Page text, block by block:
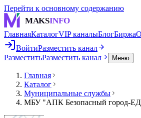
Перейти к основному содержанию
MAKSINFO
ГлавнаяКаталогVIP каналыБлогБиржа
ВойтиРазместить канал
РазместитьРазместить канал Меню
Главная
Каталог
Муниципальные службы
МБУ "АПК Безопасный город-